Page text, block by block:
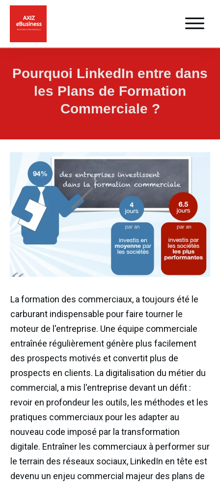
Pourquoi LinkedIn entre dans
les Plans de Formation
Commerciale ?
La formation des commerciaux, a toujours été le
carburant indispensable pour faire tourner le
moteur de l'entreprise. Une équipe commerciale
entraînée régulièrement génère plus facilement
des prospects motivés et convertit plus de
prospects en clients. La digitalisation du métier du
commercial, a mis l'entreprise devant un défit :
revoir en profondeur les outils, les méthodes et les
pratiques commerciaux pour les adapter au
nouveau code imposé par la transformation
digitale. Entraîner les commerciaux à performer sur
le terrain des réseaux sociaux, LinkedIn en tête est
devenu un enjeu commercial majeur des plans de